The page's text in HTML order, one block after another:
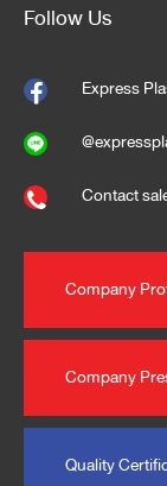
Follow Us
Express
Contact
Company
Company
Quality